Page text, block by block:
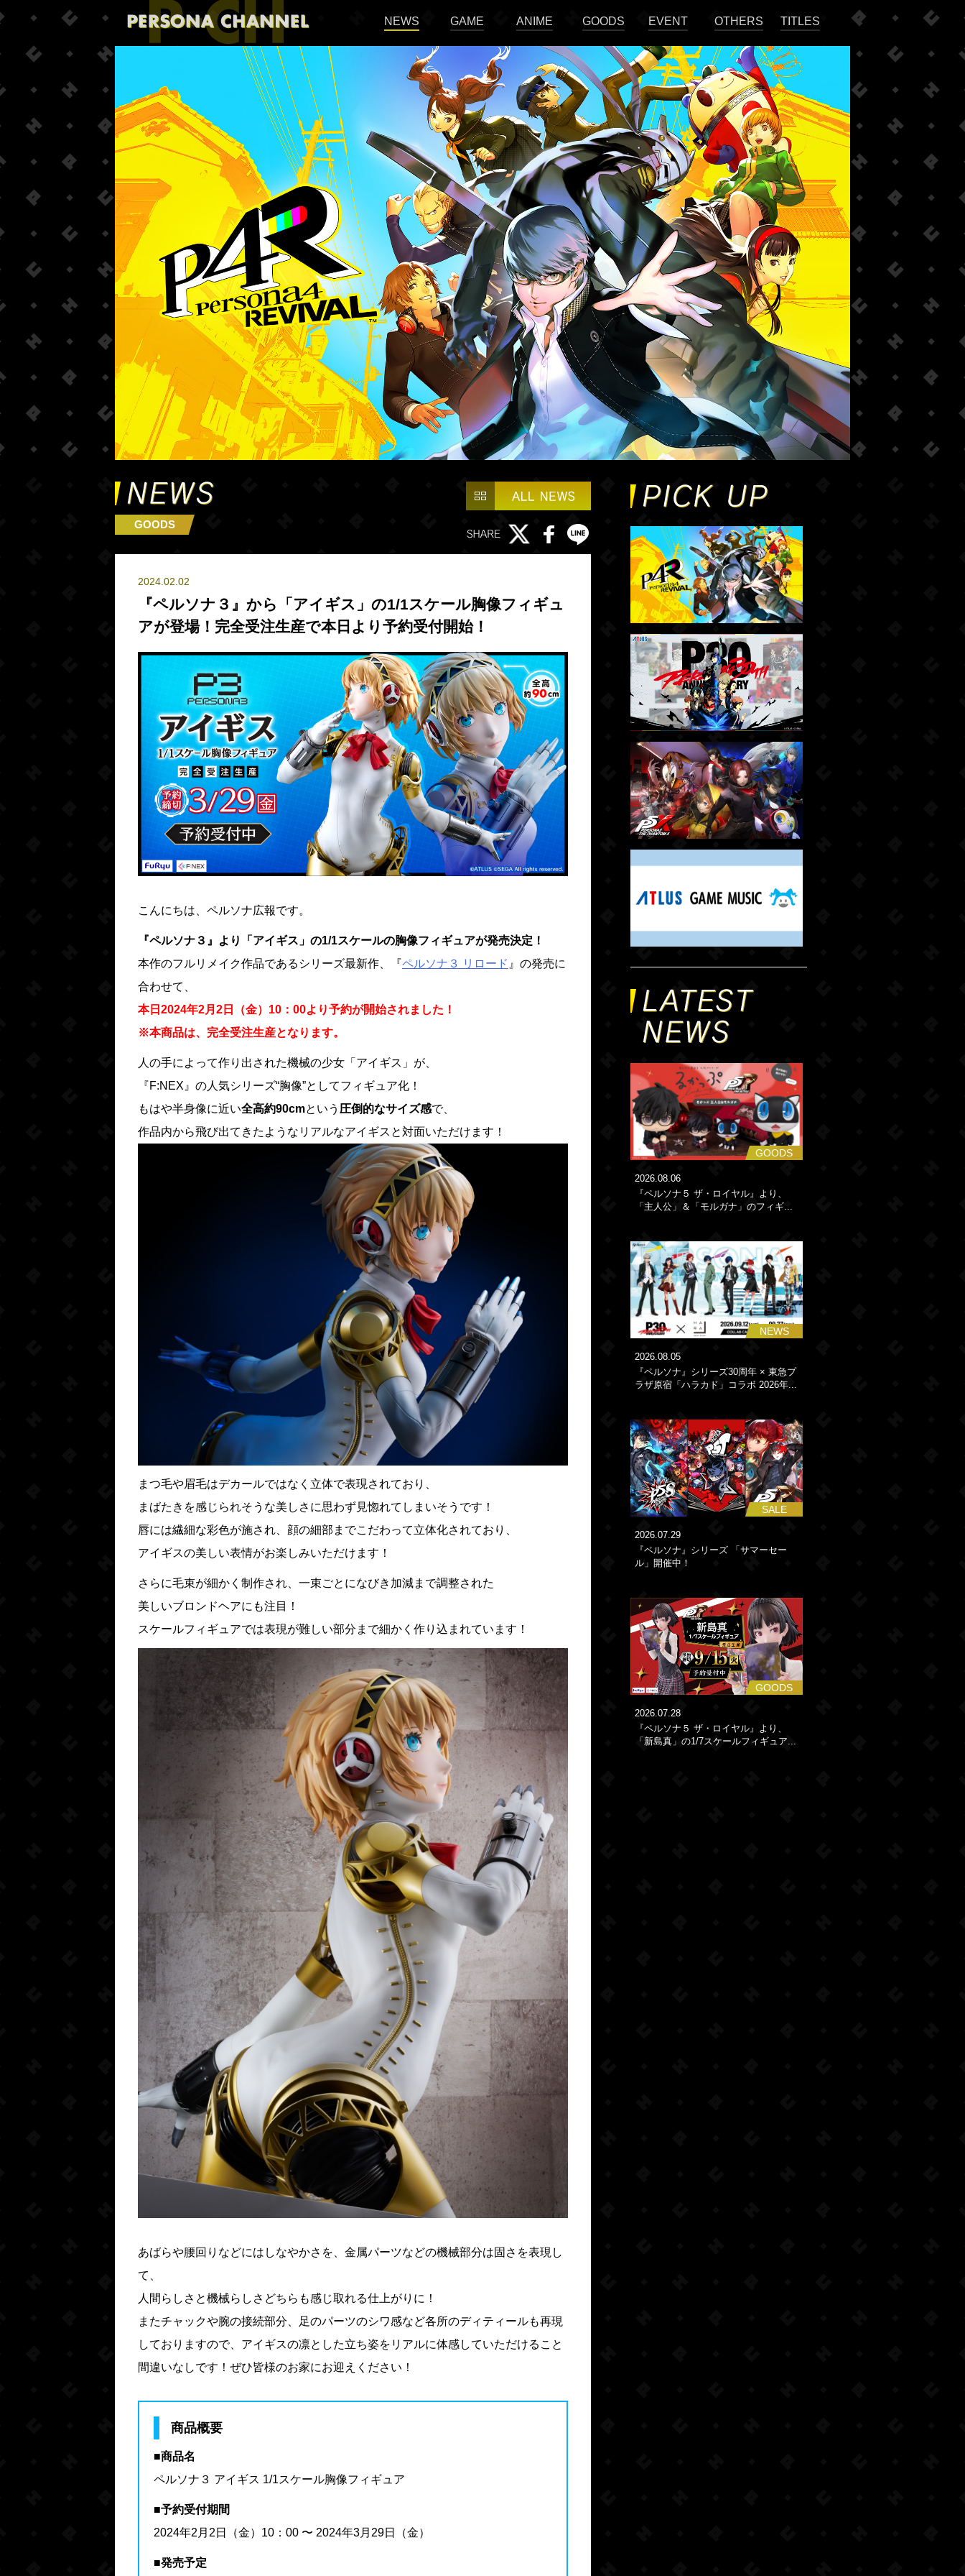
NEWS GAME ANIME GOODS EVENT OTHERS TITLES
GOODS
2024.02.02
『ペルソナ３』から「アイギス」の1/1スケール胸像フィギュ
アが登場！完全受注生産で本日より予約受付開始！
こんにちは、ペルソナ広報です。
『ペルソナ３』より「アイギス」の1/1スケールの胸像フィギュアが発売決定！
本作のフルリメイク作品であるシリーズ最新作、『ペルソナ３ リロード 』の発売に
合わせて、
本日2024年2月2日（金）10：00より予約が開始されました！
※本商品は、完全受注生産となります。
人の手によって作り出された機械の少女「アイギス」が、
『F:NEX』の人気シリーズ“胸像”としてフィギュア化！
もはや半身像に近い全高約90cmという 圧倒的なサイズ感で、
作品内から飛び出てきたようなリアルなアイギスと対面いただけます！
まつ毛や眉毛はデカールではなく立体で表現されており、
まばたきを感じられそうな美しさに思わず見惚れてしまいそうです！
唇には繊細な彩色が施され、顔の細部までこだわって立体化されており、
アイギスの美しい表情がお楽しみいただけます！
さらに毛束が細かく制作され、一束ごとになびき加減まで調整された
美しいブロンドヘアにも注目！
スケールフィギュアでは表現が難しい部分まで細かく作り込まれています！
あばらや腰回りなどにはしなやかさを、金属パーツなどの機械部分は固さを表現し
て、
人間らしさと機械らしさどちらも感じ取れる仕上がりに！
またチャックや腕の接続部分、足のパーツのシワ感など各所のディティールも再現
しておりますので、アイギスの凛とした立ち姿をリアルに体感していただけること
間違いなしです！ぜひ皆様のお家にお迎えください！
商品概要
■商品名
ペルソナ３ アイギス 1/1スケール胸像フィギュア
■予約受付期間
2024年2月2日（金）10：00 〜 2024年3月29日（金）
■発売予定
GOODS
2026.08.06
『ペルソナ５ ザ・ロイヤル』より、
「主人公」＆「モルガナ」のフィギ...
NEWS
2026.08.05
『ペルソナ』シリーズ30周年 × 東急プ
ラザ原宿「ハラカド」コラボ 2026年...
SALE
2026.07.29
『ペルソナ』シリーズ 「サマーセー
ル」開催中！
GOODS
2026.07.28
『ペルソナ５ ザ・ロイヤル』より、
「新島真」の1/7スケールフィギュア...